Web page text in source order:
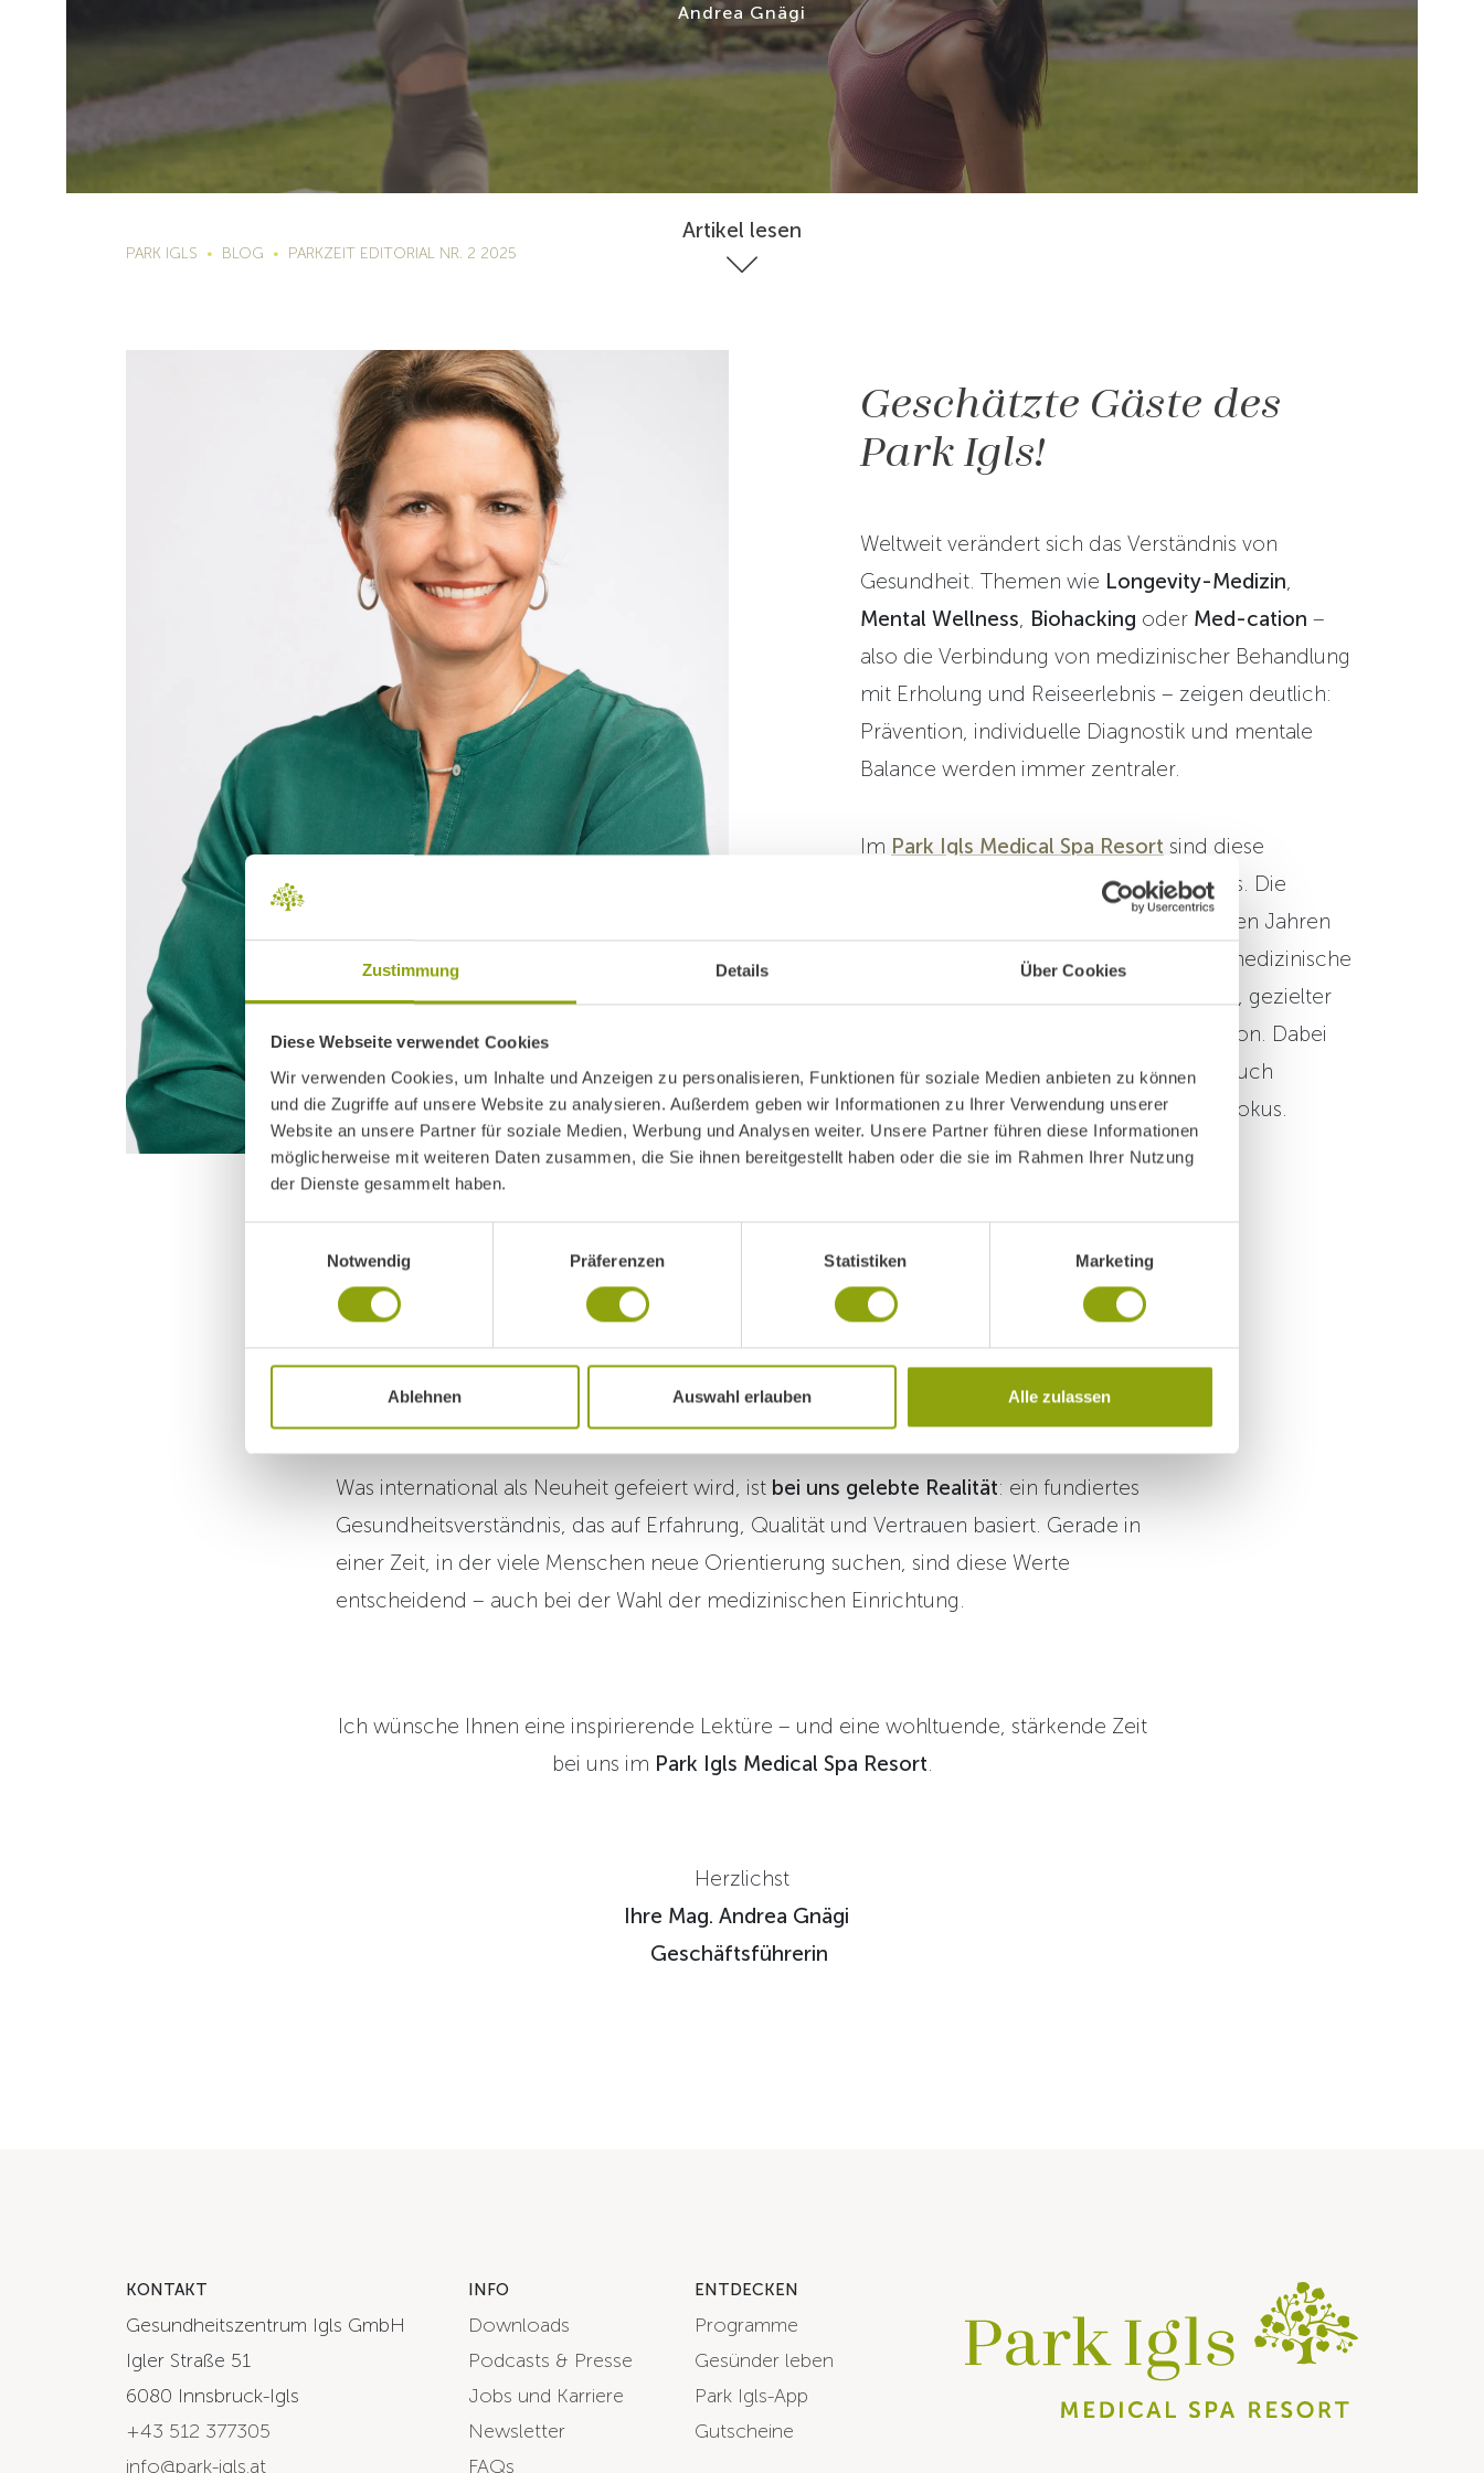
Zustimmung Details Über Cookies
Diese Webseite verwendet Cookies
Wir verwenden Cookies, um Inhalte und Anzeigen zu personalisieren, Funktionen für soziale Medien anbieten zu können
und die Zugriffe auf unsere Website zu analysieren. Außerdem geben wir Informationen zu Ihrer Verwendung unserer
Website an unsere Partner für soziale Medien, Werbung und Analysen weiter. Unsere Partner führen diese Informationen
möglicherweise mit weiteren Daten zusammen, die Sie ihnen bereitgestellt haben oder die sie im Rahmen Ihrer Nutzung
der Dienste gesammelt haben.
Notwendig
Präferenzen Statistiken Marketing
Ablehnen Auswahl erlauben Alle zulassen
Andrea Gnägi
Artikel lesen
PARK IGLS BLOG PARKZEIT EDITORIAL NR. 2 2025
Geschätzte Gäste des
Park Igls!
Weltweit verändert sich das Verständnis von
Gesundheit. Themen wie Longevity-Medizin,
Mental Wellness, Biohacking oder Med-cation –
also die Verbindung von medizinischer Behandlung
mit Erholung und Reiseerlebnis – zeigen deutlich:
Prävention, individuelle Diagnostik und mentale
Balance werden immer zentraler.
Im Park Igls Medical Spa Resort sind diese
Entwicklungen längst Teil unseres Alltags. Die
, die wir seit vielen Jahren
konsequent weiterentwickeln, vereint medizinische
Kompetenz mit funktioneller Ernährung, gezielter
Diagnostik und nachhaltiger Regeneration. Dabei
stehen nicht nur körperliche, sondern auch
emotionale und mentale Prozesse
im Fokus.
Achtsamkeit, Atemtherapie, Meditation oder strukturierte Entlastungstage sind keine
Trends, sondern bewährte Bestandteile eines modernen Lebensstilmanagements.
individuelle Therapiekonzepte, ergänzen unser Angebot dort, wo sie echten Nutzen
bringen.
Was international als Neuheit gefeiert wird, ist bei uns gelebte Realität: ein fundiertes
Gesundheitsverständnis, das auf Erfahrung, Qualität und Vertrauen basiert. Gerade in
einer Zeit, in der viele Menschen neue Orientierung suchen, sind diese Werte
entscheidend – auch bei der Wahl der medizinischen Einrichtung.
Ich wünsche Ihnen eine inspirierende Lektüre – und eine wohltuende, stärkende Zeit
bei uns im Park Igls Medical Spa Resort.
Herzlichst
Ihre Mag. Andrea Gnägi
Geschäftsführerin
KONTAKT
Gesundheitszentrum Igls GmbH
Igler Straße 51
6080 Innsbruck-Igls
+43 512 377305
info@park-igls.at
INFO
Downloads
Podcasts & Presse
Jobs und Karriere
Newsletter
FAQs
ENTDECKEN
Programme
Gesünder leben
Park Igls-App
Gutscheine